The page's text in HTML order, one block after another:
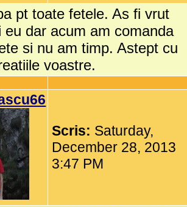
pt toate fetele. As fi vrut
eu dar acum am comanda
si nu am timp. Astept cu
voastre.
Scris: Saturday,
December 28, 2013
3:47 PM